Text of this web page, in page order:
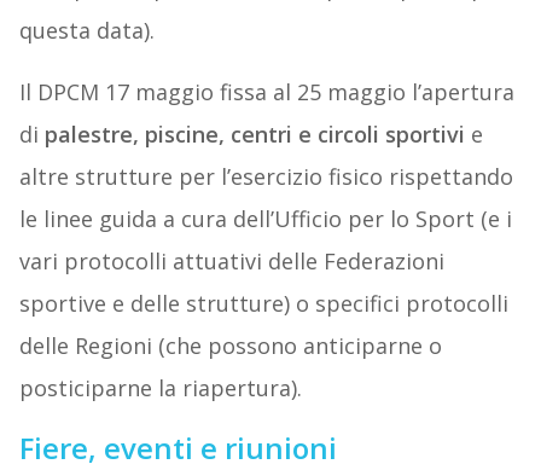
questa data).
Il DPCM 17 maggio fissa al 25 maggio l’apertura
di palestre, piscine, centri e circoli sportivi e
altre strutture per l’esercizio fisico rispettando
le linee guida a cura dell’Ufficio per lo Sport (e i
vari protocolli attuativi delle Federazioni
sportive e delle strutture) o specifici protocolli
delle Regioni (che possono anticiparne o
posticiparne la riapertura).
Fiere, eventi e riunioni